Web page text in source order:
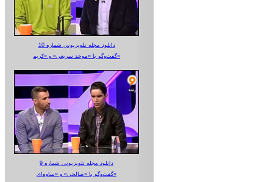
دانلود مجله تلویزیونی شماره 10
گفت‌وگو با «موحد سریعی» و «کریم»
دانلود مجله تلویزیونی شماره 9
گفت‌وگو با «صالحی» و «ساوه‌ای»